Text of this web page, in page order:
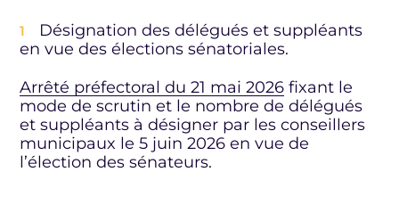
Désignation des délégués et suppléants
en vue des élections sénatoriales.
Arrêté préfectoral du 21 mai 2026 fixant le
mode de scrutin et le nombre de délégués
et suppléants à désigner par les conseillers
municipaux le 5 juin 2026 en vue de
l’élection des sénateurs.